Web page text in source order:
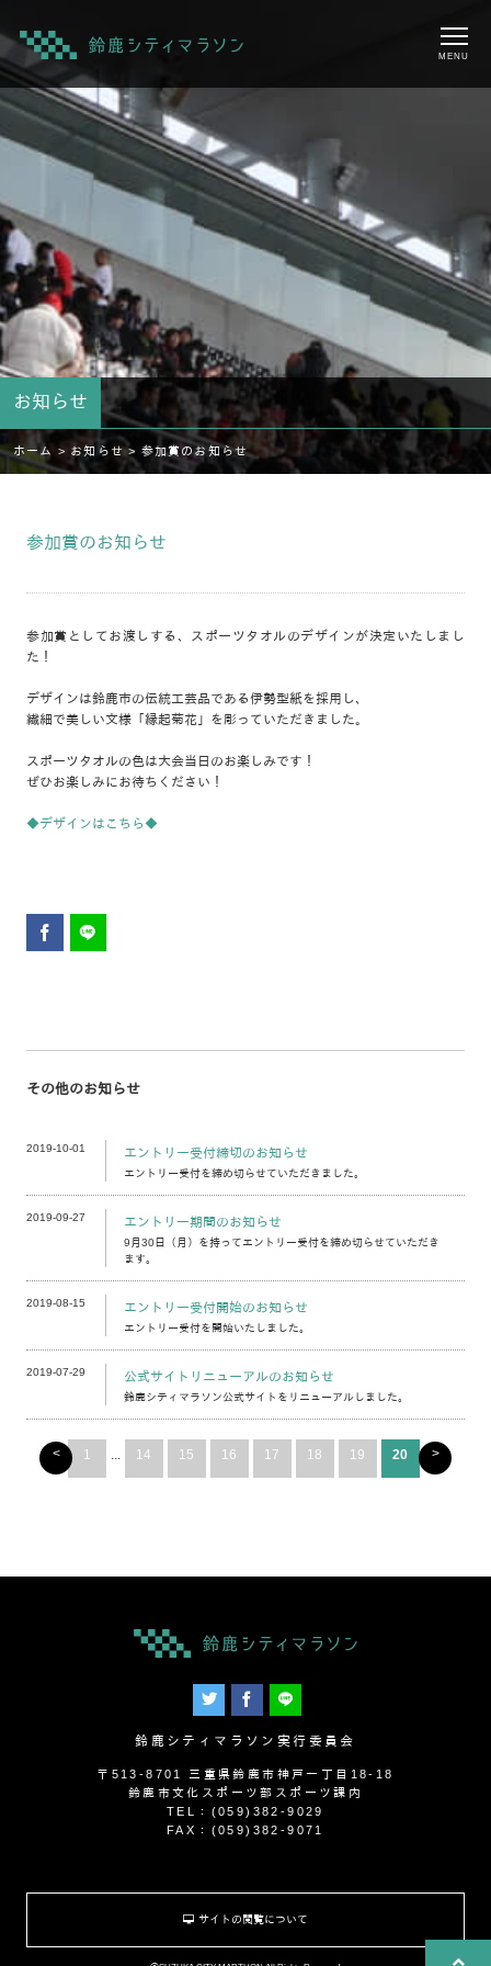
MENU
お知らせ
ホーム > お知らせ > 参加賞のお知らせ
参加賞のお知らせ
参加賞としてお渡しする、スポーツタオルのデザインが決定いたしまし
た！
デザインは鈴鹿市の伝統工芸品である伊勢型紙を採用し、
繊細で美しい文様「縁起菊花」を彫っていただきました。
スポーツタオルの色は大会当日のお楽しみです！
ぜひお楽しみにお待ちください！
◆デザインはこちら◆
その他のお知らせ
2019-10-01 エントリー受付締切のお知らせ
エントリー受付を締め切らせていただきました。
2019-09-27 エントリー期間のお知らせ
9月30日（月）を持ってエントリー受付を締め切らせていただき
ます。
2019-08-15 エントリー受付開始のお知らせ
エントリー受付を開始いたしました。
2019-07-29 公式サイトリニューアルのお知らせ
鈴鹿シティマラソン公式サイトをリニューアルしました。
< 1 ... 14 15 16 17 18 19 20 >
鈴鹿シティマラソン実行委員会
〒513-8701 三重県鈴鹿市神戸一丁目18-18
鈴鹿市文化スポーツ部スポーツ課内
TEL：(059)382-9029
FAX：(059)382-9071
サイトの閲覧について